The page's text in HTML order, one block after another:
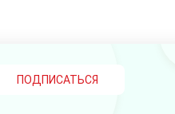
ПОДПИСАТЬСЯ